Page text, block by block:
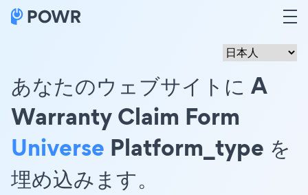
あなたのウェブサイトに A
Warranty Claim Form
Universe Platform_type を
埋め込みます。